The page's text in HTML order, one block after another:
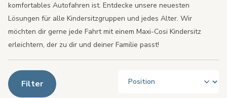
komfortables Autofahren ist. Entdecke unsere neuesten
Lösungen für alle Kindersitzgruppen und jedes Alter. Wir
möchten dir gerne jede Fahrt mit einem Maxi-Cosi Kindersitz
erleichtern, der zu dir und deiner Familie passt!
Filter